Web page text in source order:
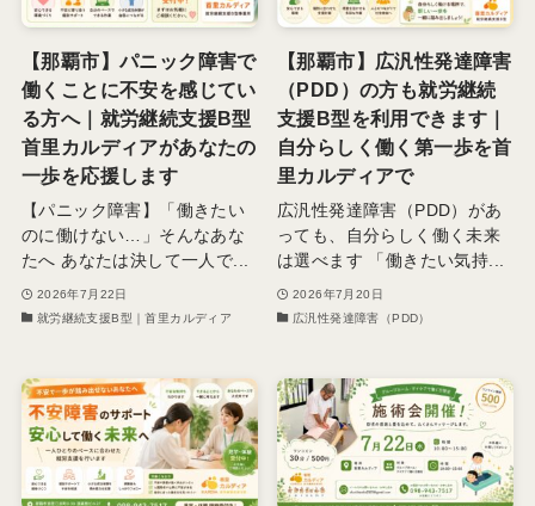
【那覇市】パニック障害で
働くことに不安を感じてい
る方へ｜就労継続支援B型
首里カルディアがあなたの
一歩を応援します
【パニック障害】「働きたい
のに働けない…」そんなあな
たへ あなたは決して一人で...
2026年7月22日
就労継続支援B型｜首里カルディア
【那覇市】広汎性発達障害
（PDD）の方も就労継続
支援B型を利用できます｜
自分らしく働く第一歩を首
里カルディアで
広汎性発達障害（PDD）があ
っても、自分らしく働く未来
は選べます 「働きたい気持...
2026年7月20日
広汎性発達障害（PDD）